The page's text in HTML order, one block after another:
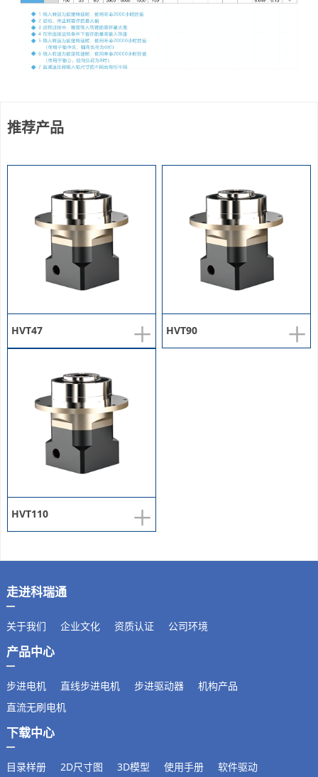
推荐产品
+
HVT47 +
HVT90
+
HVT110
走进科瑞通
关于我们 企业文化 资质认证 公司环境
产品中心
步进电机 直线步进电机 步进驱动器
机构产品
直流无刷电机
下载中心
目录样册 2D尺寸图 3D模型 使用手册 软件驱动